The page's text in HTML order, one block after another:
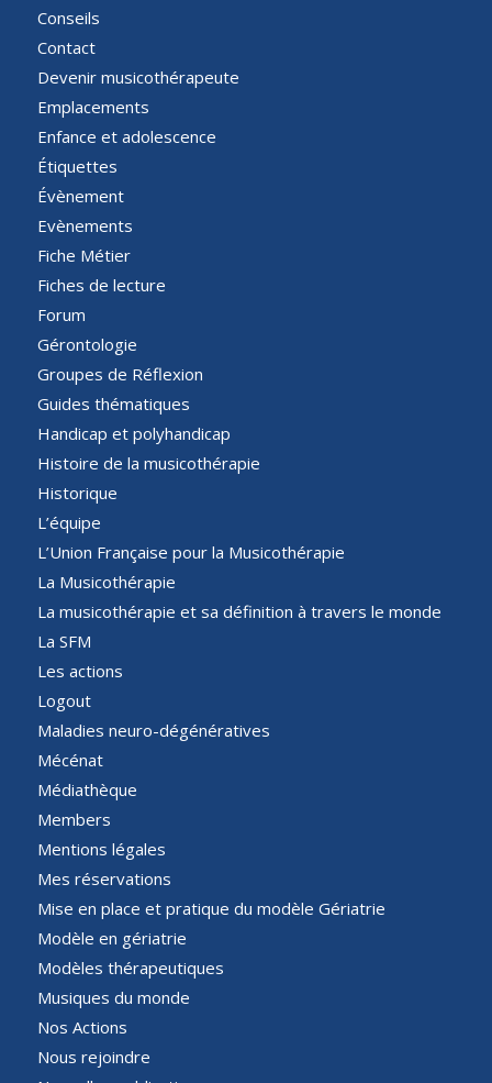
Conseils
Contact
Devenir musicothérapeute
Emplacements
Enfance et adolescence
Étiquettes
Évènement
Evènements
Fiche Métier
Fiches de lecture
Forum
Gérontologie
Groupes de Réflexion
Guides thématiques
Handicap et polyhandicap
Histoire de la musicothérapie
Historique
L’équipe
L’Union Française pour la Musicothérapie
La Musicothérapie
La musicothérapie et sa définition à travers le monde
La SFM
Les actions
Logout
Maladies neuro-dégénératives
Mécénat
Médiathèque
Members
Mentions légales
Mes réservations
Mise en place et pratique du modèle Gériatrie
Modèle en gériatrie
Modèles thérapeutiques
Musiques du monde
Nos Actions
Nous rejoindre